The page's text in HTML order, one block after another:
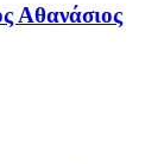
Αθανάσιος